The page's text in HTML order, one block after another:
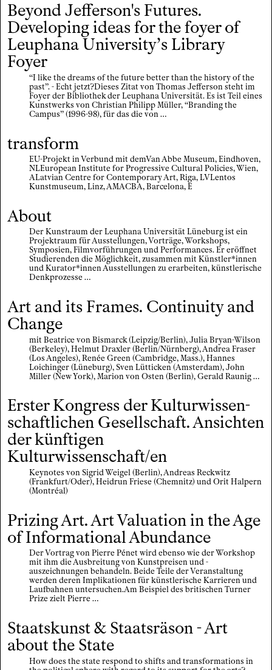
Beyond Jefferson's Futures.
Developing ideas for the foyer of
Leuphana University’s Library
Foyer
“I like the dreams of the future better than the history of the
past”. - Echt jetzt?Dieses Zitat von Thomas Jefferson steht im
Foyer der Bibliothek der Leuphana Universität. Es ist Teil eines
Kunstwerks von Christian Philipp Müller, “Branding the
Campus” (1996-98), für das die von …
transform
EU-Projekt in Verbund mit demVan Abbe Museum, Eindhoven,
NLEuropean Institute for Progressive Cultural Policies, Wien,
ALatvian Centre for Contemporary Art, Riga, LVLentos
Kunstmuseum, Linz, AMACBA, Barcelona, E
About
Der Kunstraum der Leuphana Universität Lüneburg ist ein
Projektraum für Ausstellungen, Vorträge, Workshops,
Symposien, Filmvorführungen und Performances. Er eröffnet
Studierenden die Möglichkeit, zusammen mit Künstler*innen
und Kurator*innen Ausstellungen zu erarbeiten, künstlerische
Denkprozesse …
Art and its Frames. Continuity and
Change
mit Beatrice von Bismarck (Leipzig/Berlin), Julia Bryan-Wilson
(Berkeley), Helmut Draxler (Berlin/Nürnberg), Andrea Fraser
(Los Angeles), Renée Green (Cambridge, Mass.), Hannes
Loichinger (Lüneburg), Sven Lütticken (Amsterdam), John
Miller (New York), Marion von Osten (Berlin), Gerald Raunig …
Erster Kongress der Kultur­wissen­
schaft­lichen Gesellschaft. Ansichten
der künftigen
Kulturwissenschaft/en
Keynotes von Sigrid Weigel (Berlin), Andreas Reckwitz
(Frankfurt/Oder), Heidrun Friese (Chemnitz) und Orit Halpern
(Montréal)
Prizing Art. Art Valuation in the Age
of Informational Abundance
Der Vortrag von Pierre Pénet wird ebenso wie der Workshop
mit ihm die Ausbreitung von Kunstpreisen und -
auszeichnungen behandeln. Beide Teile der Veranstaltung
werden deren Implikationen für künstlerische Karrieren und
Laufbahnen untersuchen.Am Beispiel des britischen Turner
Prize zielt Pierre …
Staatskunst & Staatsräson - Art
about the State
How does the state respond to shifts and transformations in